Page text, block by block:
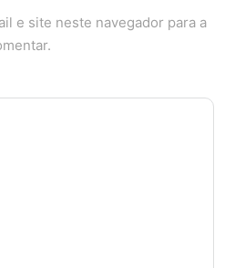
e site neste navegador para a